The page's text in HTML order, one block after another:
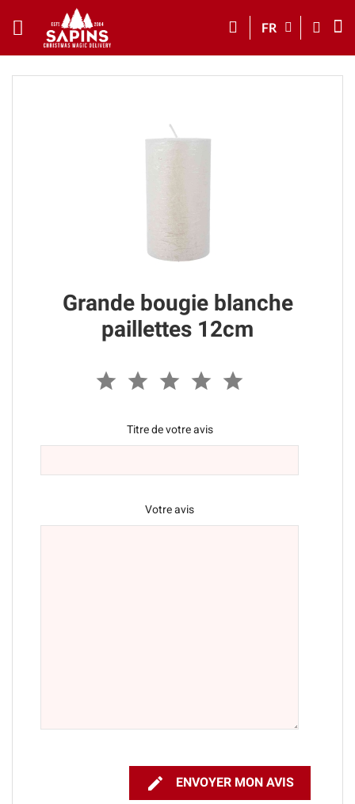
FR
Grande bougie blanche
paillettes 12cm
Titre de votre avis
Votre avis
 ENVOYER MON AVIS